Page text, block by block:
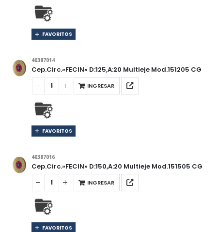
FAVORITOS
40387014
Cep.Circ.»FECIN» D:125,A:20 Multieje Mod.151205 CG
INGRESAR
FAVORITOS
40387016
Cep.Circ.»FECIN» D:150,A:20 Multieje Mod.151505 CG
INGRESAR
FAVORITOS